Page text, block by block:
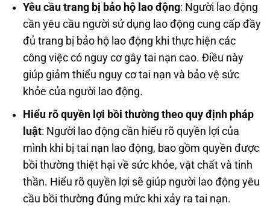
Yêu cầu trang bị bảo hộ lao động: Người lao động
cần yêu cầu người sử dụng lao động cung cấp đầy
đủ trang bị bảo hộ lao động khi thực hiện các
công việc có nguy cơ gây tai nạn cao. Điều này
giúp giảm thiểu nguy cơ tai nạn và bảo vệ sức
khỏe của người lao động.
Hiểu rõ quyền lợi bồi thường theo quy định pháp
luật: Người lao động cần hiểu rõ quyền lợi của
mình khi bị tai nạn lao động, bao gồm quyền được
bồi thường thiệt hại về sức khỏe, vật chất và tinh
thần. Hiểu rõ quyền lợi sẽ giúp người lao động yêu
cầu bồi thường đúng mức khi xảy ra tai nạn.